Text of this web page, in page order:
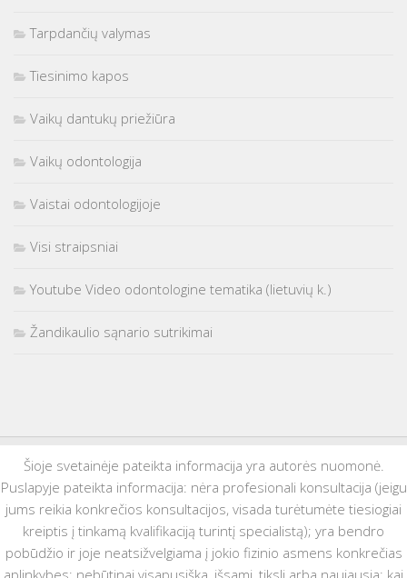
Tarpdančių valymas
Tiesinimo kapos
Vaikų dantukų priežiūra
Vaikų odontologija
Vaistai odontologijoje
Visi straipsniai
Youtube Video odontologine tematika (lietuvių k.)
Žandikaulio sąnario sutrikimai
Šioje svetainėje pateikta informacija yra autorės nuomonė.
Puslapyje pateikta informacija: nėra profesionali konsultacija (jeigu
jums reikia konkrečios konsultacijos, visada turėtumėte tiesiogiai
kreiptis į tinkamą kvalifikaciją turintį specialistą); yra bendro
pobūdžio ir joje neatsižvelgiama į jokio fizinio asmens konkrečias
aplinkybes; nebūtinai visapusiška, išsami, tiksli arba naujausia; kai